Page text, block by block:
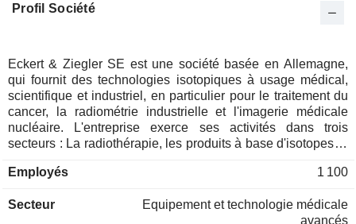
Profil Société
Eckert & Ziegler SE est une société basée en Allemagne,
qui fournit des technologies isotopiques à usage médical,
scientifique et industriel, en particulier pour le traitement du
cancer, la radiométrie industrielle et l'imagerie médicale
nucléaire. L'entreprise exerce ses activités dans trois
secteurs : La radiothérapie, les produits à base d'isotopes et
exploité par Eckert & Ziegler BEBIG et produit et distribue
curiethérapie. Le segment des produits isotopiques fournit
Employés 1 100
Secteur
Equipement et technologie médicale
avancés